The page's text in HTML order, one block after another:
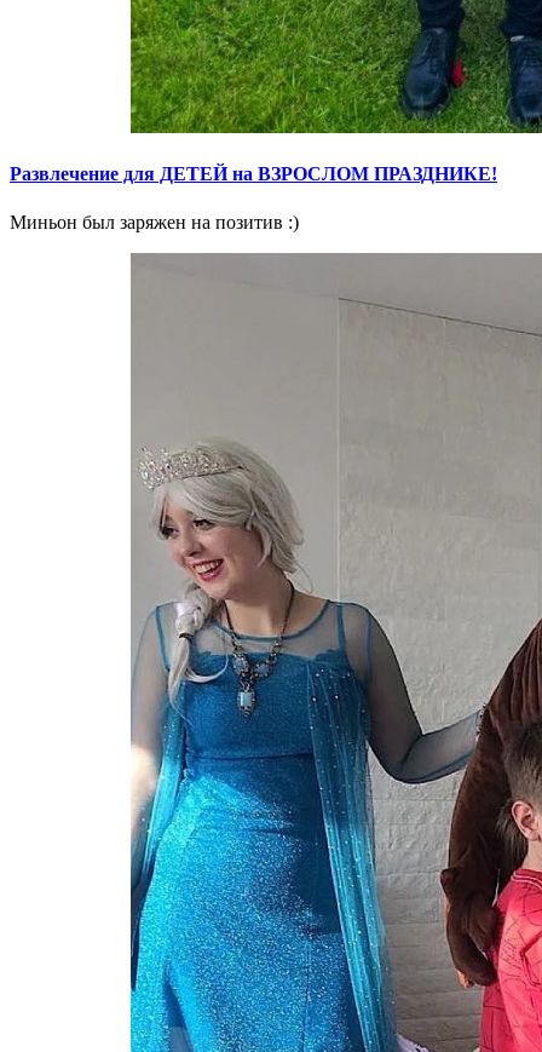
Развлечение для ДЕТЕЙ на ВЗРОСЛОМ ПРАЗДНИКЕ!
Миньон был заряжен на позитив :)